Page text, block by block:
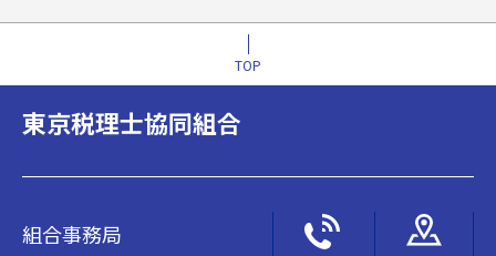
TOP
東京税理士協同組合
組合事務局